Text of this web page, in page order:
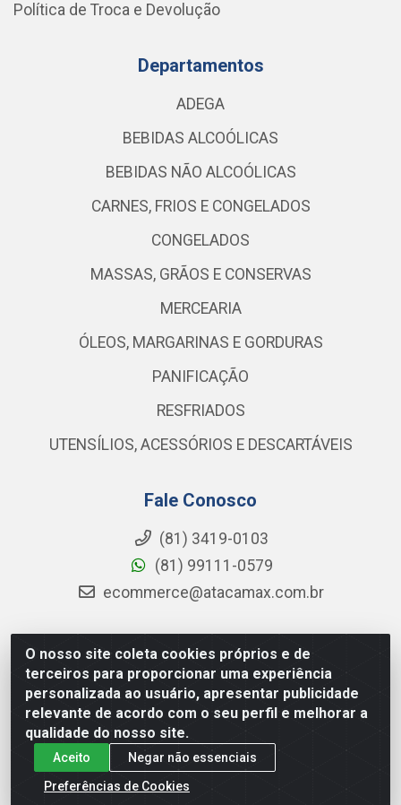
O nosso site coleta cookies próprios e de
terceiros para proporcionar uma experiência
personalizada ao usuário, apresentar publicidade
relevante de acordo com o seu perfil e melhorar a
qualidade do nosso site.
Aceito
Negar não essenciais
Preferências de Cookies
Política de Troca e Devolução
Departamentos
ADEGA
BEBIDAS ALCOÓLICAS
BEBIDAS NÃO ALCOÓLICAS
CARNES, FRIOS E CONGELADOS
CONGELADOS
MASSAS, GRÃOS E CONSERVAS
MERCEARIA
ÓLEOS, MARGARINAS E GORDURAS
PANIFICAÇÃO
RESFRIADOS
UTENSÍLIOS, ACESSÓRIOS E DESCARTÁVEIS
Fale Conosco
(81) 3419-0103
(81) 99111-0579
ecommerce@atacamax.com.br
Atacamax Importadora de Alimentos LTDA - RODOVIA BR-
101 - SUL, KM 79,60 GP E GALPAO:D - Muribeca, Jaboatão dos
Guararapes - PE, 54355-010 - CNPJ 08.305.623/0001-84